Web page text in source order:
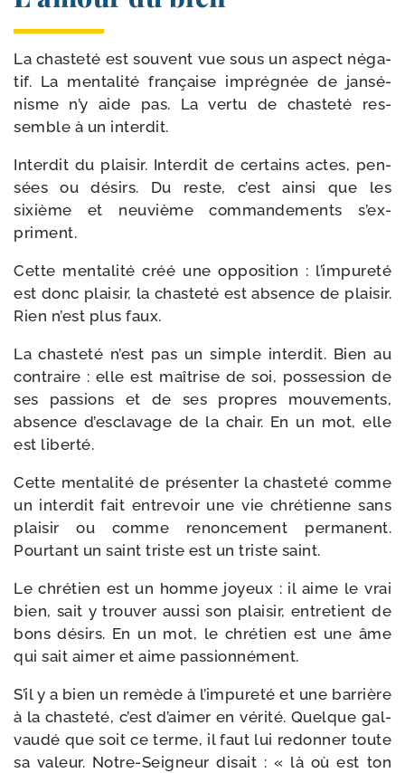
La chas­te­té est sou­vent vue sous un aspect néga­
tif. La men­ta­li­té fran­çaise impré­gnée de jansé­
nisme n’y aide pas. La ver­tu de chas­te­té res­
semble à un interdit.
Interdit du plai­sir. Interdit de cer­tains actes, pen­
sées ou dési­rs. Du reste, c’est ain­si que les
sixième et neu­vième com­man­de­ments s’ex­
priment.
Cette men­ta­li­té créé une opposi­tion : l’impureté
est donc plai­sir, la chas­te­té est absence de plai­sir.
Rien n’est plus faux.
La chas­te­té n’est pas un simple in­terdit. Bien au
contraire : elle est maî­trise de soi, pos­ses­sion de
ses pas­sions et de ses propres mou­vements,
absence d’esclavage de la chair. En un mot, elle
est liberté.
Cette men­ta­li­té de pré­sen­ter la chas­teté comme
un inter­dit fait entre­voir une vie chré­tienne sans
plai­sir ou comme renon­ce­ment per­ma­nent.
Pourtant un saint triste est un triste saint.
Le chré­tien est un homme joyeux : il aime le vrai
bien, sait y trou­ver aus­si son plai­sir, entre­tient de
bons dési­rs. En un mot, le chré­tien est une âme
qui sait aimer et aime passionnément.
S’il y a bien un remède à l’impureté et une bar­rière
à la chas­te­té, c’est d’aimer en véri­té. Quelque gal­
vau­dé que soit ce terme, il faut lui redon­ner toute
sa valeur. Notre-​Seigneur di­sait : « là où est ton